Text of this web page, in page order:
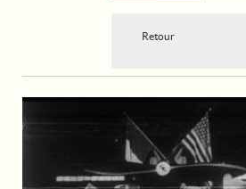
Retour